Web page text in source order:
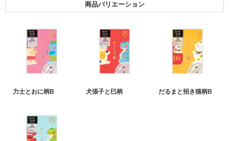
商品バリエーション
力士とおに柄B 犬張子と巳柄 だるまと招き猫柄B